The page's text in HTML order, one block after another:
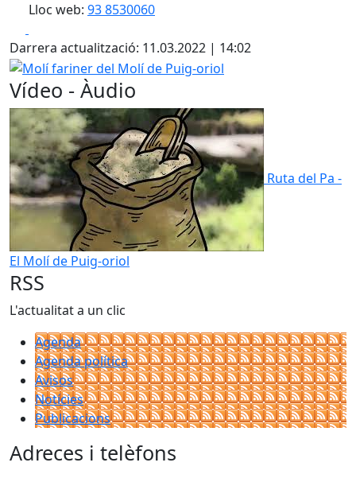
Lloc web: 93 8530060
Darrera actualització: 11.03.2022 | 14:02
Molí fariner del Molí de Puig-oriol
Vídeo - Àudio
Ruta del Pa -
El Molí de Puig-oriol
RSS
L'actualitat a un clic
Agenda
Agenda política
Avisos
Notícies
Publicacions
Adreces i telèfons